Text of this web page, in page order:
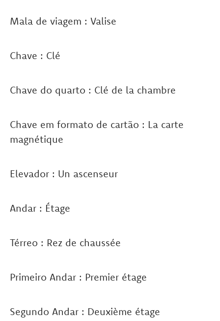
Mala de viagem : Valise
Chave : Clé
Chave do quarto : Clé de la chambre
Chave em formato de cartão : La carte
magnétique
Elevador : Un ascenseur
Andar : Étage
Térreo : Rez de chaussée
Primeiro Andar : Premier étage
Segundo Andar : Deuxième étage